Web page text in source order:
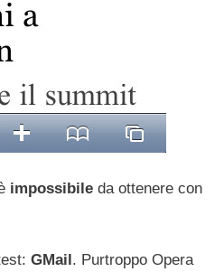
impossibile da ottenere con
GMail . Purtroppo Opera